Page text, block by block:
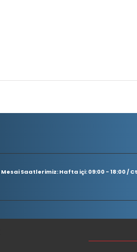
Mesai Saatlerimiz: Hafta içi: 09:00 - 18:00 /